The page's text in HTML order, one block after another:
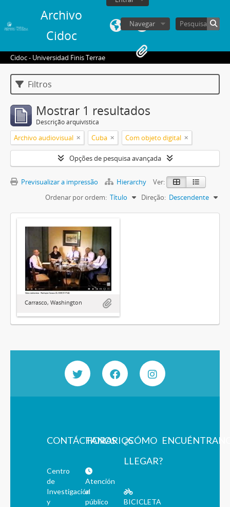
Archivo
Cidoc
Navegar
Cidoc - Universidad Finis Terrae
Filtros
Mostrar 1 resultados
Descrição arquivística
Archivo audiovisual Cuba Com objeto digital
Opções de pesquisa avançada
Previsualizar a impressão Hierarchy
Ver:
Ordenar por ordem: Título Direção: Descendente
Carrasco, Washington
CONTÁCTANOS
Centro
de
Investigación
y
HORARIOS
Atención
al
público
¿CÓMO
LLEGAR?
BICICLETA